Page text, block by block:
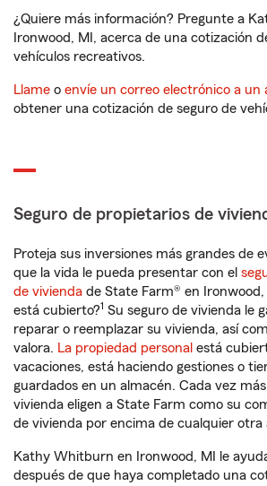
¿Quiere más información? Pregunte a
Ironwood, MI, acerca de una cotización
vehículos recreativos.
Llame o envíe un correo electrónico a un
obtener una cotización de seguro de
Seguro de propietarios de
Proteja sus inversiones más grandes de
que la vida le pueda presentar con el
de vivienda de State Farm® en
está cubierto?1 Su seguro de vivienda le
reparar o reemplazar su vivienda, así
valora. La propiedad personal está
vacaciones, está haciendo gestiones o
guardados en un almacén. Cada vez
vivienda eligen a State Farm como su
de vivienda por encima de cualquier otra
Kathy Whitburn en Ironwood, MI le
después de que haya completado una